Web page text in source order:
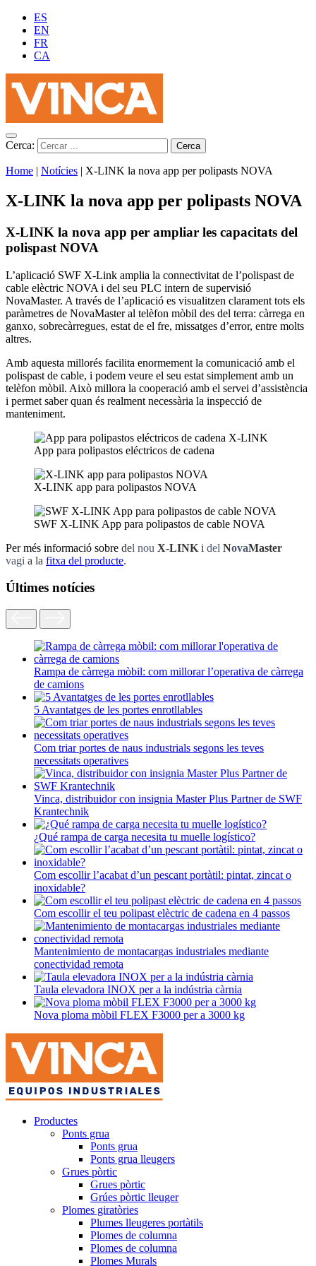
ES
EN
FR
CA
Cerca:
Home | Notícies | X-LINK la nova app per polipasts NOVA
X-LINK la nova app per polipasts NOVA
X-LINK la nova app per ampliar les capacitats del
polispast NOVA
L’aplicació SWF X-Link amplia la connectivitat de l’polispast de
cable elèctric NOVA i del seu PLC intern de supervisió
NovaMaster. A través de l’aplicació es visualitzen clarament tots els
paràmetres de NovaMaster al telèfon mòbil des del terra: càrrega en
ganxo, sobrecàrregues, estat de el fre, missatges d’error, entre molts
altres.
Amb aquesta millorés facilita enormement la comunicació amb el
polispast de cable, i podem veure el seu estat simplement amb un
telèfon mòbil. Això millora la cooperació amb el servei d’assistència
i permet saber quan és realment necessària la inspecció de
manteniment.
App para polipastos eléctricos de cadena
X-LINK app para polipastos NOVA
SWF X-LINK App para polipastos de cable NOVA
Per més informació sobre del nou X-LINK i del NovaMaster
vagi a la fitxa del producte.
Últimes notícies
Rampa de càrrega mòbil: com millorar l’operativa de càrrega
de camions
5 Avantatges de les portes enrotllables
Com triar portes de naus industrials segons les teves
necessitats operatives
Vinca, distribuidor con insignia Master Plus Partner de SWF
Krantechnik
¿Qué rampa de carga necesita tu muelle logístico?
Com escollir l’acabat d’un pescant portàtil: pintat, zincat o
inoxidable?
Com escollir el teu polipast elèctric de cadena en 4 passos
Mantenimiento de montacargas industriales mediante
conectividad remota
Taula elevadora INOX per a la indústria càrnia
Nova ploma mòbil FLEX F3000 per a 3000 kg
Productes
Ponts grua
Ponts grua
Ponts grua lleugers
Grues pòrtic
Grues pòrtic
Grúes pòrtic lleuger
Plomes giratòries
Plumes lleugeres portàtils
Plomes de columna
Plomes de columna
Plomes Murals